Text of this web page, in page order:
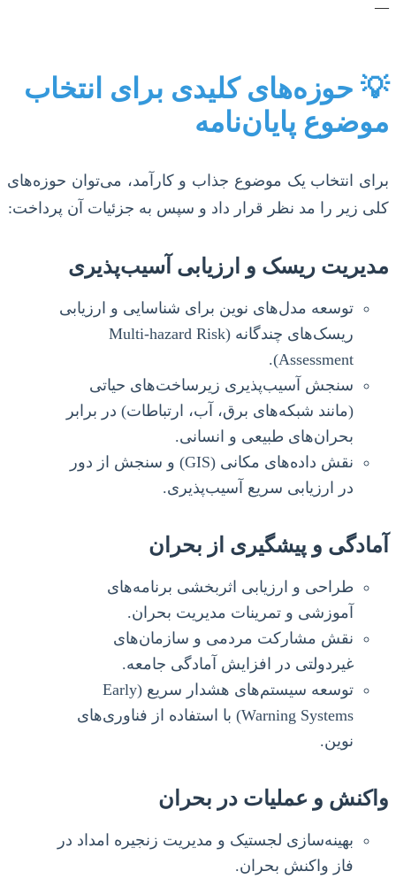
—
💡 حوزه‌های کلیدی برای انتخاب
موضوع پایان‌نامه
برای انتخاب یک موضوع جذاب و کارآمد، می‌توان حوزه‌های
کلی زیر را مد نظر قرار داد و سپس به جزئیات آن پرداخت:
مدیریت ریسک و ارزیابی آسیب‌پذیری
توسعه مدل‌های نوین برای شناسایی و ارزیابی
ریسک‌های چندگانه (Multi-hazard Risk
Assessment).
سنجش آسیب‌پذیری زیرساخت‌های حیاتی
(مانند شبکه‌های برق، آب، ارتباطات) در برابر
بحران‌های طبیعی و انسانی.
نقش داده‌های مکانی (GIS) و سنجش از دور
در ارزیابی سریع آسیب‌پذیری.
آمادگی و پیشگیری از بحران
طراحی و ارزیابی اثربخشی برنامه‌های
آموزشی و تمرینات مدیریت بحران.
نقش مشارکت مردمی و سازمان‌های
غیردولتی در افزایش آمادگی جامعه.
توسعه سیستم‌های هشدار سریع (Early
Warning Systems) با استفاده از فناوری‌های
نوین.
واکنش و عملیات در بحران
بهینه‌سازی لجستیک و مدیریت زنجیره امداد در
فاز واکنش بحران.